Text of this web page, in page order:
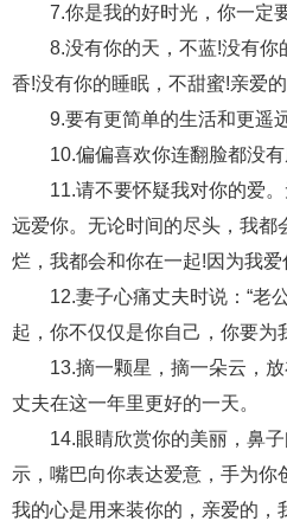
其他
7.你是我的好时光，你一定
8.没有你的天，不蓝!没有你
香!没有你的睡眠，不甜蜜!亲爱
9.要有更简单的生活和更遥远
10.偏偏喜欢你连翻脸都没有
11.请不要怀疑我对你的爱。
远爱你。无论时间的尽头，我都
烂，我都会和你在一起!因为我爱
12.妻子心痛丈夫时说：“老
起，你不仅仅是你自己，你要为
13.摘一颗星，摘一朵云，放
丈夫在这一年里更好的一天。
14.眼睛欣赏你的美丽，鼻子
示，嘴巴向你表达爱意，手为你
我的心是用来装你的，亲爱的，